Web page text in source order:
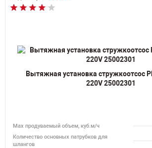
Вытяжная установка стружкоотсос
220V 25002301
Мах продуваемый объем, куб.м/ч
Количество основных патрубков для
шлангов